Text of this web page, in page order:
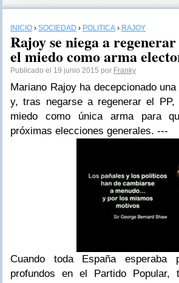
INICIO › SOCIEDAD › POLÍTICA › RAJOY
Rajoy se niega a
el miedo como arma
Publicado el 19 junio 2015 por Franky
Mariano Rajoy ha decepcionado
y, tras negarse a regenerar el
miedo como única arma para
próximas elecciones generales. ---
Cuando toda España esperaba
profundos en el Partido Popular,